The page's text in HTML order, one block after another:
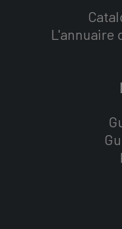
L'annuaire